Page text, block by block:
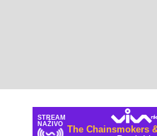
STREAM
NAŽIVO